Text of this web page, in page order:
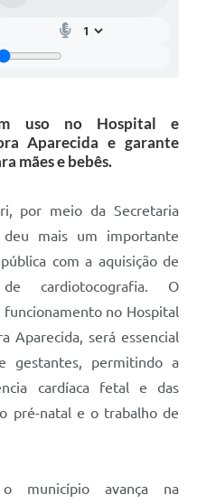
uso no Hospital e
Aparecida e garante
mães e bebês.
por meio da Secretaria
deu mais um importante
com a aquisição de
cardiotocografia. O
no Hospital
Aparecida, será essencial
gestantes, permitindo a
cardíaca fetal e das
pré-natal e o trabalho de
município avança na